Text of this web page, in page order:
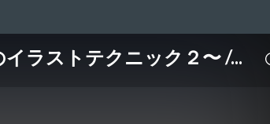
ラストテクニック２〜 /...